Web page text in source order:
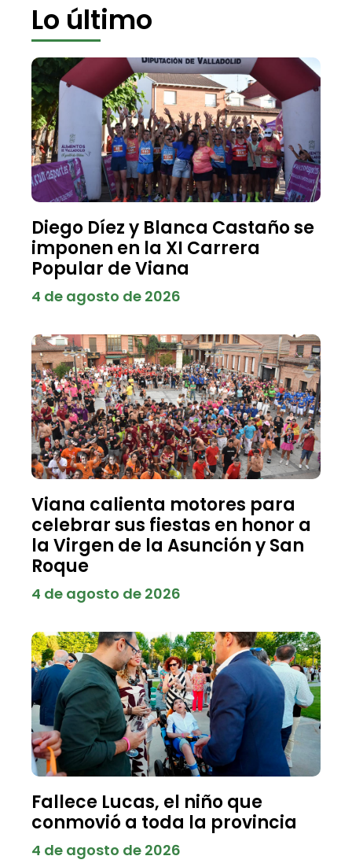
Lo último
Diego Díez y Blanca Castaño se
imponen en la XI Carrera
Popular de Viana
4 de agosto de 2026
Viana calienta motores para
celebrar sus fiestas en honor a
la Virgen de la Asunción y San
Roque
4 de agosto de 2026
Fallece Lucas, el niño que
conmovió a toda la provincia
4 de agosto de 2026